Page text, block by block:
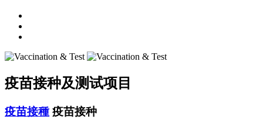
疫苗接种及测试项目
疫苗接種 疫苗接种